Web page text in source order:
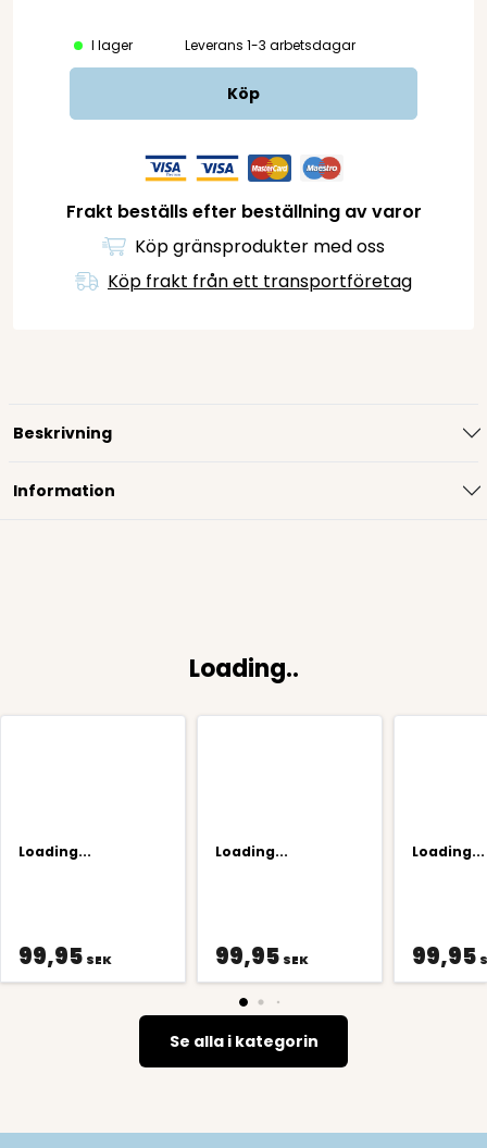
I lager Leverans 1-3 arbetsdagar
Köp
Frakt beställs efter beställning av varor
Köp gränsprodukter med oss
Köp frakt från ett transportföretag
Beskrivning
Information
Loading..
Loading...
99,95 SEK
Loading...
99,95 SEK
Loading...
99,95
Se alla i kategorin